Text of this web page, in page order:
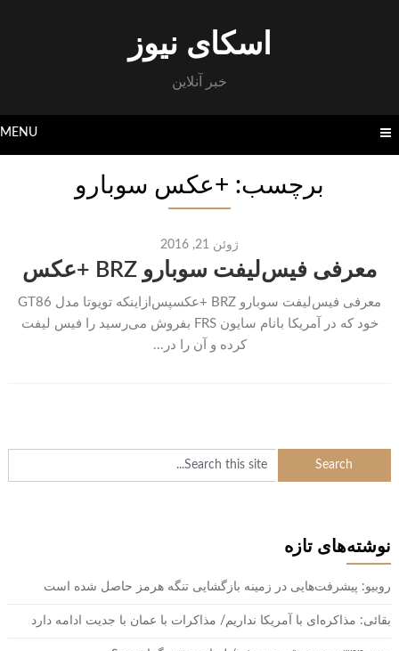
اسکای نیوز
خبر آنلاین
MENU
برچسب: +عکس سوبارو
ژوئن 21, 2016
معرفی فیس‌لیفت سوبارو BRZ +عکس
معرفی فیس‌لیفت سوبارو BRZ +عکسپس‌ازاینکه تویوتا مدل GT86
خود که در آمریکا بانام سایون FRS بفروش می‌رسید را فیس لیفت
کرده و آن را در...
نوشته‌های تازه
روبیو: پیشرفت‌هایی در زمینه بازگشایی تنگه هرمز حاصل شده است
بقائی: مذاکره‌ای با آمریکا نداریم/ مذاکرات با عمان با جدیت ادامه دارد